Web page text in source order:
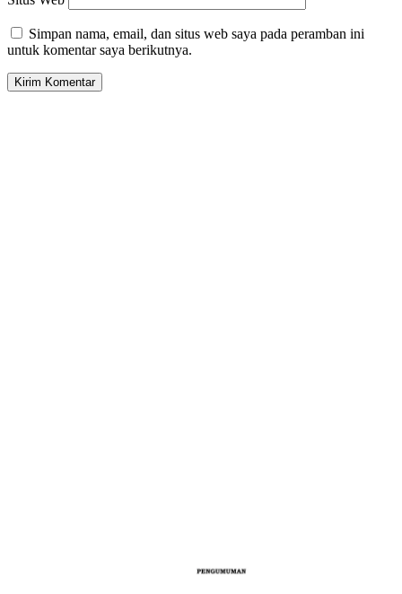
Simpan nama, email, dan situs web saya pada peramban ini
untuk komentar saya berikutnya.